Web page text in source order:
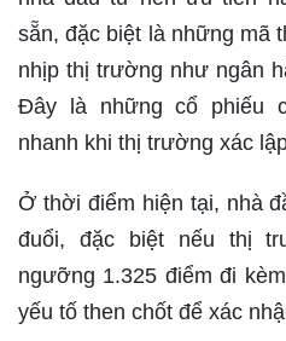
sẵn, đặc biệt là những mã
nhịp thị trường như ngân
Đây là những cổ phiếu
nhanh khi thị trường xác
Ở thời điểm hiện tại, nhà
đuổi, đặc biệt nếu thị
ngưỡng 1.325 điểm đi
yếu tố then chốt để xác